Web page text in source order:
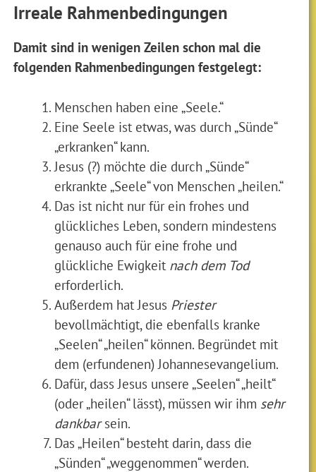
Irreale Rahmenbedingungen
Damit sind in wenigen Zeilen schon mal die
folgenden Rahmenbedingungen festgelegt:
Menschen haben eine „Seele.“
Eine Seele ist etwas, was durch „Sünde“
„erkranken“ kann.
Jesus (?) möchte die durch „Sünde“
erkrankte „Seele“ von Menschen „heilen.“
Das ist nicht nur für ein frohes und
glückliches Leben, sondern mindestens
genauso auch für eine frohe und
glückliche Ewigkeit nach dem Tod
erforderlich.
Außerdem hat Jesus Priester
bevollmächtigt, die ebenfalls kranke
„Seelen“ „heilen“ können. Begründet mit
dem (erfundenen) Johannesevangelium.
Dafür, dass Jesus unsere „Seelen“ „heilt“
(oder „heilen“ lässt), müssen wir ihm sehr
dankbarsein.
Das „Heilen“ besteht darin, dass die
„Sünden“ „weggenommen“ werden.